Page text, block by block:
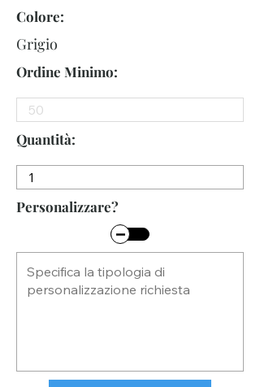
Colore:
Grigio
Ordine Minimo:
Quantità:
Personalizzare?